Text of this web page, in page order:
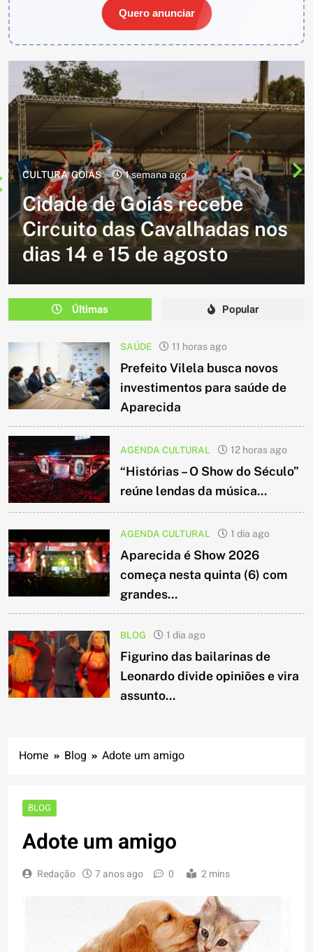
Quero anunciar
CULTURA 2 semanas ago
Cavalgada do Batom está de
volta e promete reunir
milhares de participantes
em Caldazinha
Últimas Popular
SAÚDE 11 horas ago
Prefeito Vilela busca novos
investimentos para saúde de
Aparecida
AGENDA CULTURAL 12 horas ago
“Histórias – O Show do Século”
reúne lendas da música...
AGENDA CULTURAL 1 dia ago
Aparecida é Show 2026
começa nesta quinta (6) com
grandes...
BLOG 1 dia ago
Figurino das bailarinas de
Leonardo divide opiniões e vira
assunto...
Home Blog Adote um amigo
BLOG
Adote um amigo
Redação 7 anos ago 0 2 mins